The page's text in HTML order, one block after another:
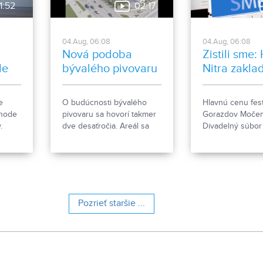
02:17
04.Aug, 06:08
Nová podoba
bývalého pivovaru
O budúcnosti bývalého
pivovaru sa hovorí takmer
dve desaťročia. Areál sa
polyfunkčnej budovy.
04.Aug, 06:08
Zistili sme:
Nitra
ženkský
Gorazdov
Močenok
víťaza
Hlavnú cenu
Gorazdov
Divadelný súbor
Pozrieť staršie ...